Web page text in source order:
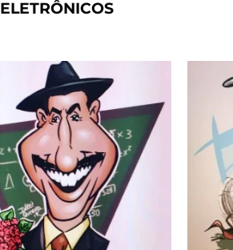
ELETRÔNICOS